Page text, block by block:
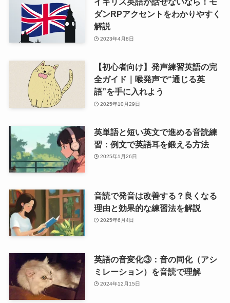
ダンRPアクセントをわかりやすく
解説
2023年4月8日
【初心者向け】発声練習英語の完
全ガイド｜喉発声で“通じる英
語”を手に入れよう
2025年10月29日
英単語と短い英文で進める音読練
習：例文で英語耳を鍛える方法
2025年1月26日
音読で発音は改善する？良くなる
理由と効果的な練習法を解説
2025年6月4日
英語の音変化③：音の同化（アシ
ミレーション）を音読で理解
2024年12月15日